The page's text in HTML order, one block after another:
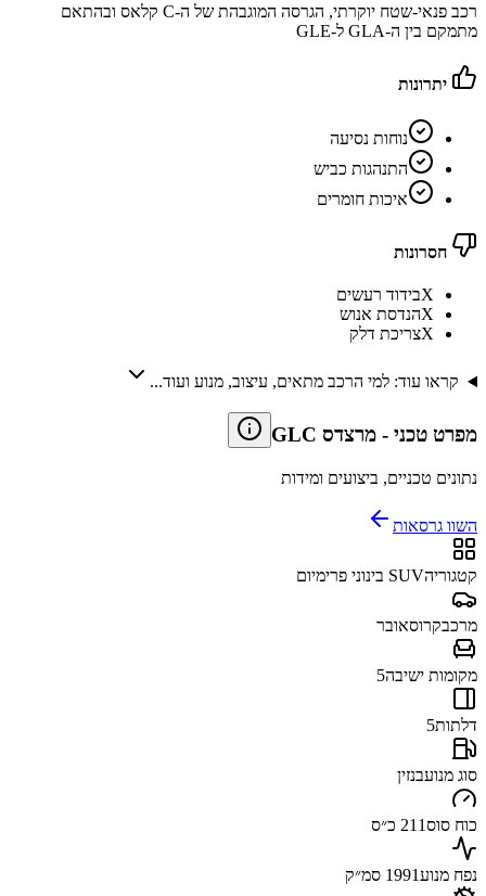
רכב פנאי-שטח יוקרתי, הגרסה המוגבהת של ה-C קלאס ובהתאם
מתמקם בין ה-GLA ל-GLE
יתרונות
נוחות נסיעה
התנהגות כביש
איכות חומרים
חסרונות
Xבידוד רעשים
Xהנדסת אנוש
Xצריכת דלק
קראו עוד: למי הרכב מתאים, עיצוב, מנוע ועוד...
מפרט טכני - מרצדס GLC
נתונים טכניים, ביצועים ומידות
השוו גרסאות
קטגוריהSUV בינוני פרימיום
מרכבקרוסאובר
מקומות ישיבה5
דלתות5
סוג מנועבנזין
כוח סוס211 כ״ס
נפח מנוע1991 סמ״ק